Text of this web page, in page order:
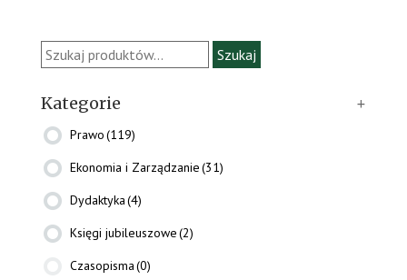
Szukaj: Szukaj
Kategorie +
Prawo(119)
Ekonomia i Zarządzanie(31)
Dydaktyka(4)
Księgi jubileuszowe(2)
Czasopisma(0)